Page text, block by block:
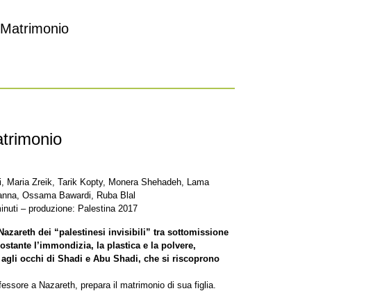
Maria Zreik, Tarik Kopty, Monera Shehadeh, Lama
Ossama Bawardi, Ruba Blal
– produzione: Palestina 2017
dei “palestinesi invisibili” tra sottomissione
l’immondizia, la plastica e la polvere,
agli occhi di Shadi e Abu Shadi, che si riscoprono
a Nazareth, prepara il matrimonio di sua figlia.